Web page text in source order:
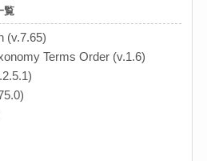
覧
(v.7.65)
Terms Order (v.1.6)